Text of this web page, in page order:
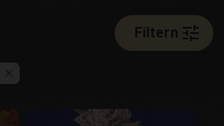
Filtern tune